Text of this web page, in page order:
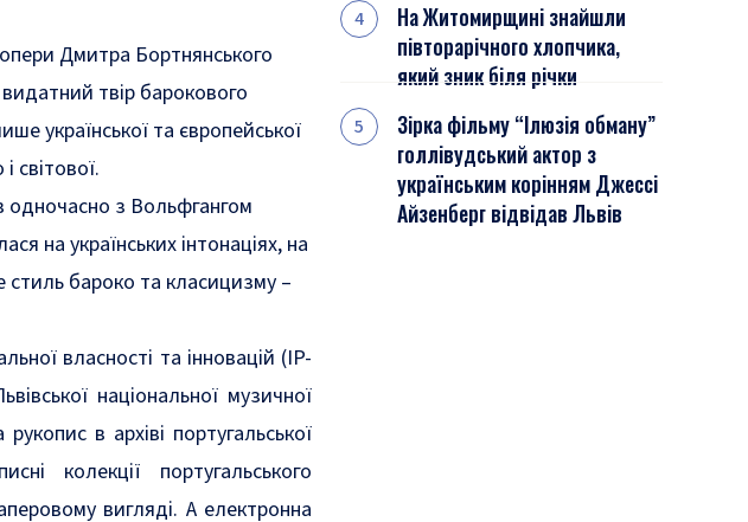
Дмитра Бортнянського
твір барокового
української та європейської
світової.
з Вольфгангом
на українських інтонаціях, на
стиль бароко та класицизму –
власності та інновацій (IP-
національної музичної
в архіві португальської
колекції португальського
вигляді. А електронна
На Житомирщині знайшли
півторарічного хлопчика,
який зник біля річки
Зірка фільму “Ілюзія обману”
голлівудський актор з
українським корінням Джессі
Айзенберг відвідав Львів